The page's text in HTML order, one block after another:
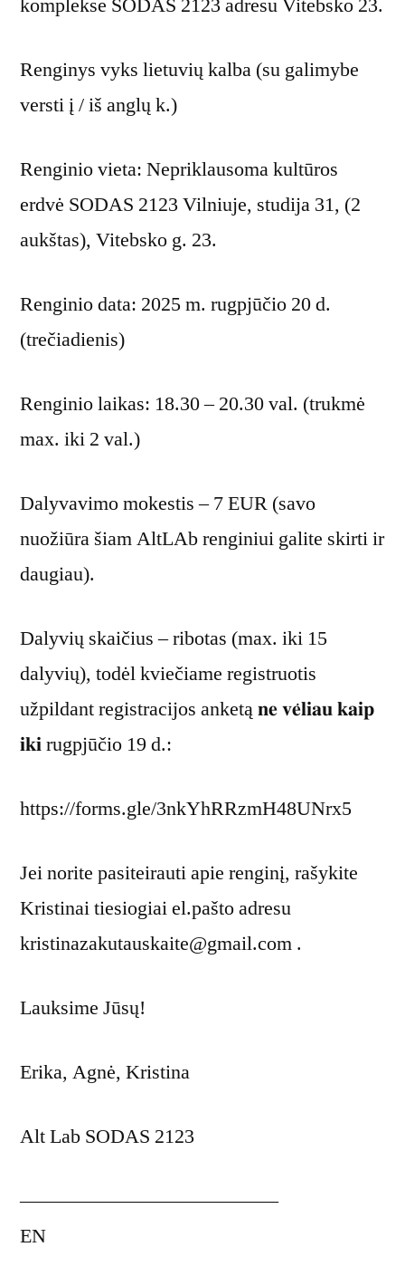
komplekse SODAS 2123 adresu Vitebsko 23.
Renginys vyks lietuvių kalba (su galimybe
versti į / iš anglų k.)
Renginio vieta: Nepriklausoma kultūros
erdvė SODAS 2123 Vilniuje, studija 31, (2
aukštas), Vitebsko g. 23.
Renginio data: 2025 m. rugpjūčio 20 d.
(trečiadienis)
Renginio laikas: 18.30 – 20.30 val. (trukmė
max. iki 2 val.)
Dalyvavimo mokestis – 7 EUR (savo
nuožiūra šiam AltLAb renginiui galite skirti ir
daugiau).
Dalyvių skaičius – ribotas (max. iki 15
dalyvių), todėl kviečiame registruotis
užpildant registracijos anketą 𝐧𝐞 𝐯𝐞̇𝐥𝐢𝐚𝐮 𝐤𝐚𝐢𝐩
𝐢𝐤𝐢 rugpjūčio 19 d.:
https://forms.gle/3nkYhRRzmH48UNrx5
Jei norite pasiteirauti apie renginį, rašykite
Kristinai tiesiogiai el.pašto adresu
kristinazakutauskaite@gmail.com .
Lauksime Jūsų!
Erika, Agnė, Kristina
Alt Lab SODAS 2123
—————————————
EN